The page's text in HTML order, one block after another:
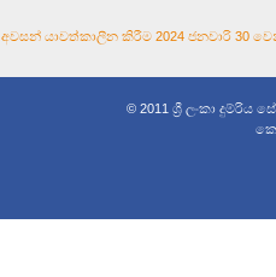
අවසන් යාවත්කාලීන කිරීම 2024 ජනවාරි 30
© 2011 ශ්‍රී ලංකා දුම්රිය